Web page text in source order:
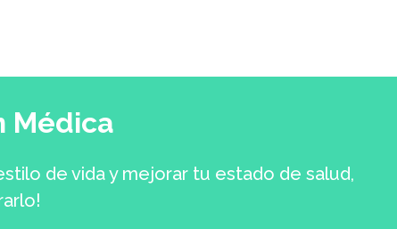
Médica
de vida y mejorar tu estado de salud,